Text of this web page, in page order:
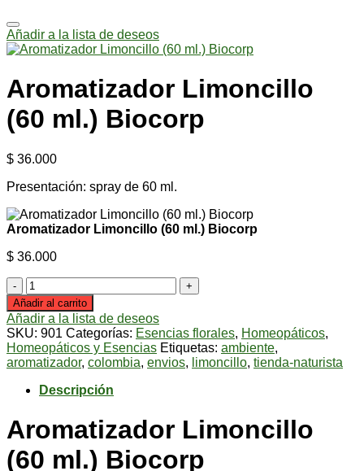
Añadir a la lista de deseos
Aromatizador Limoncillo
(60 ml.) Biocorp
$ 36.000
Presentación: spray de 60 ml.
Aromatizador Limoncillo (60 ml.) Biocorp
$ 36.000
Aromatizador
Limoncillo
(60
ml.)
Biocorp
cantidad
Añadir al carrito
Añadir a la lista de deseos
SKU: 901 Categorías: Esencias florales, Homeopáticos,
Homeopáticos y Esencias Etiquetas: ambiente,
aromatizador, colombia, envios, limoncillo, tienda-naturista
Descripción
Aromatizador Limoncillo
(60 ml.) Biocorp